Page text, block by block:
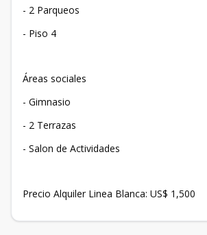
- 2 Parqueos
- Piso 4
Áreas sociales
- Gimnasio
- 2 Terrazas
- Salon de Actividades
Precio Alquiler Linea Blanca: US$ 1,500